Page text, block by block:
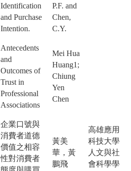
Identification
and Purchase
Intention.
P.F. and
Chen,
C.Y.
Antecedents
and
Outcomes of
Trust in
Professional
Associations
Mei Hua
Huang1;
Chiung
Yen
Chen
企業口號與
消費者道德
價值之相容
性對消費者
黃美
華，黃
鵬飛
高雄應用
科技大學
人文與社
會科學學